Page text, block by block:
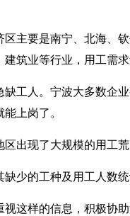
主要是南宁、北海、
筑业等行业，用工需求
工人。宁波大多数企
上岗了。
出现了大规模的用工
少的工种及用工人数
视这样的信息，积极协